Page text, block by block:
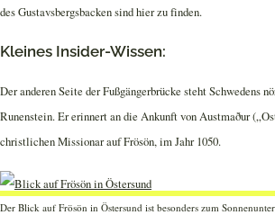
des Gustavsbergsbacken sind hier zu finden.
Kleines Insider-Wissen:
Der anderen Seite der Fußgängerbrücke steht Schwedens
Runenstein. Er erinnert an die Ankunft von Austmaður
christlichen Missionar auf Frösön, im Jahr 1050.
Der Blick auf Frösön in Östersund ist besonders zum